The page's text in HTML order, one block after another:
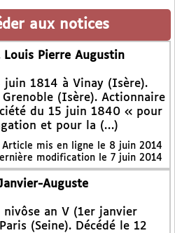
aux notices
Louis Pierre Augustin
juin 1814 à Vinay (Isère).
Grenoble (Isère). Actionnaire
du 15 juin 1840 « pour
et pour la (…)
Article mis en ligne le 8 juin 2014
modification le 7 juin 2014
Auguste
nivôse an V (1er janvier
(Seine). Décédé le 12